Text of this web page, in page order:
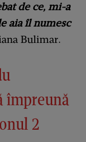
de ce, mi-a
aia îl numesc
Bulimar.
împreună
2